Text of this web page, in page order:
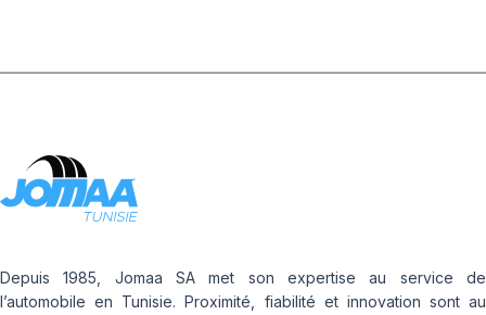
Depuis 1985, Jomaa SA met son expertise au service de
l’automobile en Tunisie. Proximité, fiabilité et innovation sont au